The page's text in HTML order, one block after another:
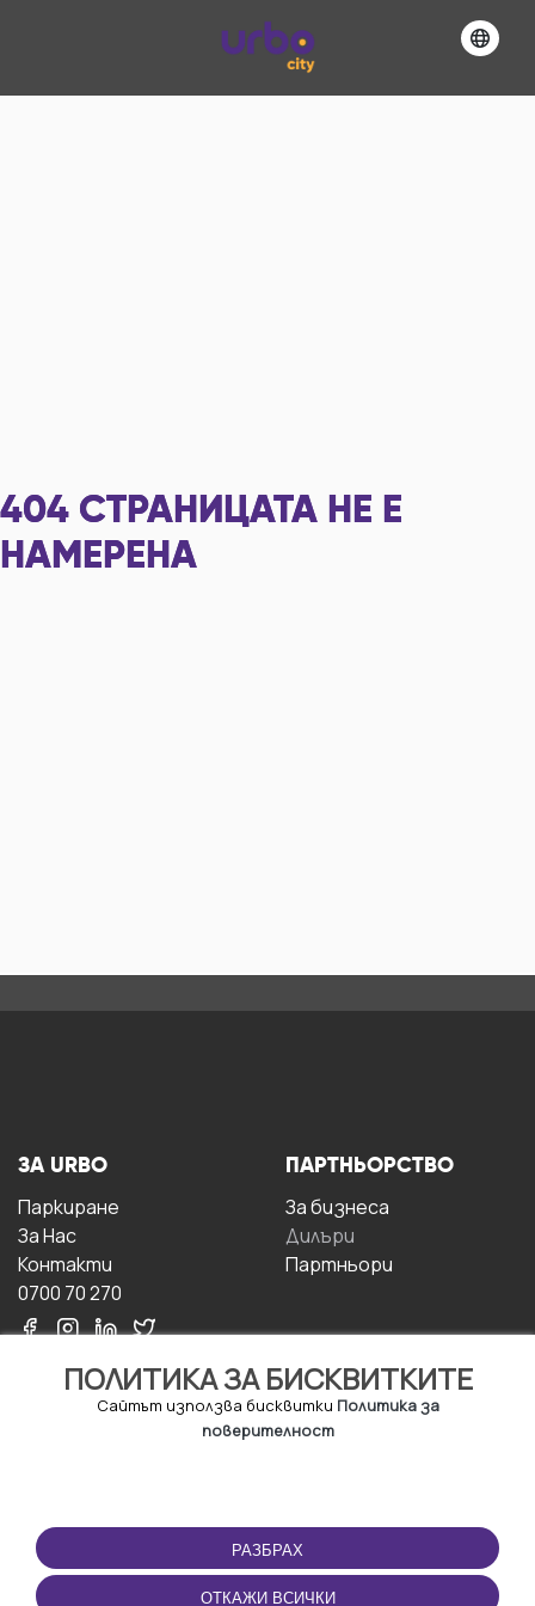
404 СТРАНИЦАТА НЕ Е
НАМЕРЕНА
ПОЛИТИКА ЗА БИСКВИТКИТЕ
Сайтът използва бисквитки Политика за
поверителност
РАЗБРАХ
ОТКАЖИ ВСИЧКИ
ЗА URBO
Паркиране
За Hас
Контакти
0700 70 270
ПАРТНЬОРСТВО
За бизнесa
Дилъри
Партньори
ПОЛЗВАНЕ
Правила и условия за
ползване
ПРИЛОЖЕНИЕТО